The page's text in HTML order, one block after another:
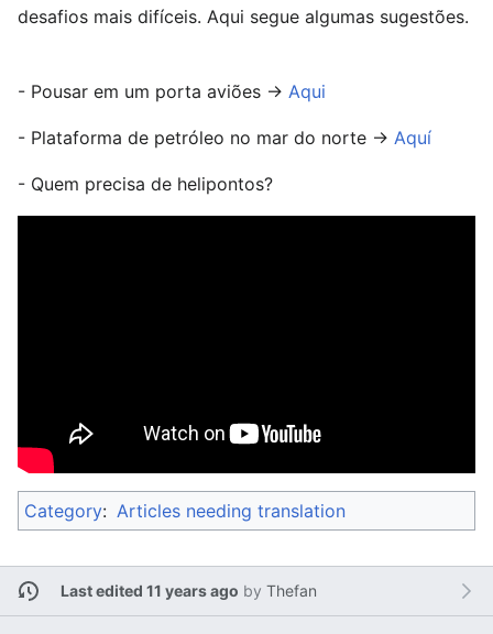
desafios mais difíceis. Aqui segue algumas sugestões.
- Pousar em um porta aviões -> Aqui
- Plataforma de petróleo no mar do norte -> Aquí
- Quem precisa de helipontos?
Category: Articles needing translation
Last edited 11 years ago by Thefan